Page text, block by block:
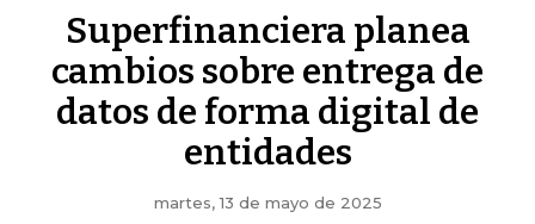
Superfinanciera planea
cambios sobre entrega de
datos de forma digital de
entidades
martes, 13 de mayo de 2025